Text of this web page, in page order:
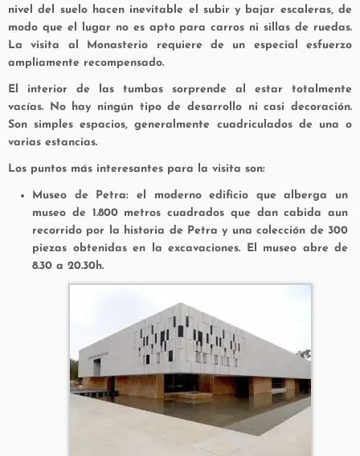
nivel del suelo hacen inevitable el subir y bajar escaleras, de
modo que el lugar no es apto para carros ni sillas de ruedas.
La visita al Monasterio requiere de un especial esfuerzo
ampliamente recompensado.
El interior de las tumbas sorprende al estar totalmente
vacías. No hay ningún tipo de desarrollo ni casi decoración.
Son simples espacios, generalmente cuadriculados de una o
varias estancias.
Los puntos más interesantes para la visita son:
Museo de Petra: el moderno edificio que alberga un
museo de 1.800 metros cuadrados que dan cabida aun
recorrido por la historia de Petra y una colección de 300
piezas obtenidas en la excavaciones. El museo abre de
8.30 a 20.30h.